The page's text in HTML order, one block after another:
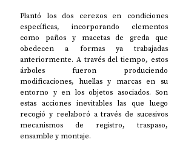
Plantó los dos cerezos en condiciones
específicas, incorporando elementos
como paños y macetas de greda que
obedecen a formas ya trabajadas
anteriormente. A través del tiempo, estos
árboles fueron produciendo
modificaciones, huellas y marcas en su
entorno y en los objetos asociados. Son
estas acciones inevitables las que luego
recogió y reelaboró a través de sucesivos
mecanismos de registro, traspaso,
ensamble y montaje.